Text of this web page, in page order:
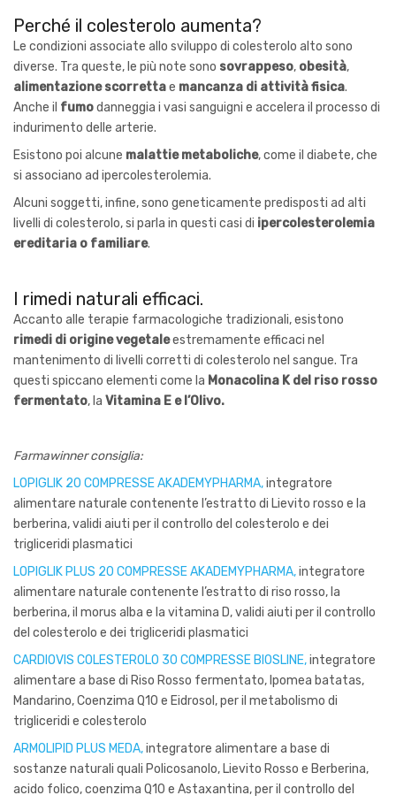
Perché il colesterolo aumenta?
Le condizioni associate allo sviluppo di colesterolo alto sono
diverse. Tra queste, le più note sono sovrappeso, obesità,
alimentazione scorrettae mancanza di attività fisica.
Anche il fumodanneggia i vasi sanguigni e accelera il processo di
indurimento delle arterie.
Esistono poi alcune malattie metaboliche, come il diabete, che
si associano ad ipercolesterolemia.
Alcuni soggetti, infine, sono geneticamente predisposti ad alti
livelli di colesterolo, si parla in questi casi di ipercolesterolemia
ereditaria o familiare.
I rimedi naturali efficaci.
Accanto alle terapie farmacologiche tradizionali, esistono
rimedi di origine vegetaleestremamente efficaci nel
mantenimento di livelli corretti di colesterolo nel sangue. Tra
questi spiccano elementi come la Monacolina K del riso rosso
fermentato, la Vitamina E e l’Olivo.
Farmawinner consiglia:
LOPIGLIK 20 COMPRESSE AKADEMYPHARMA,integratore
alimentare naturale contenente l’estratto di Lievito rosso e la
berberina, validi aiuti per il controllo del colesterolo e dei
trigliceridi plasmatici
LOPIGLIK PLUS 20 COMPRESSE AKADEMYPHARMA,integratore
alimentare naturale contenente l’estratto di riso rosso, la
berberina, il morus alba e la vitamina D, validi aiuti per il controllo
del colesterolo e dei trigliceridi plasmatici
CARDIOVIS COLESTEROLO 30 COMPRESSE BIOSLINE,integratore
alimentare a base di Riso Rosso fermentato, Ipomea batatas,
Mandarino, Coenzima Q10 e Eidrosol, per il metabolismo di
trigliceridi e colesterolo
ARMOLIPID PLUS MEDA,integratore alimentare a base di
sostanze naturali quali Policosanolo, Lievito Rosso e Berberina,
acido folico, coenzima Q10 e Astaxantina, per il controllo del